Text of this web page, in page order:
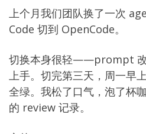
上个月我们团队换了一次
Code 切到 OpenCode。
切换本身很轻——prompt 改
上手。切完第三天，周一早
全绿。我松了口气，泡了杯
的 review 记录。